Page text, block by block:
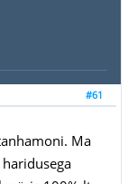
#61
Ma